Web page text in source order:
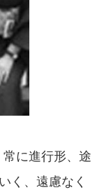
に進行形、途
く、遠慮なく